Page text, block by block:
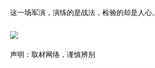
这一场军演，演练的是战法，检验的却是人心。
声明：取材网络，谨慎辨别